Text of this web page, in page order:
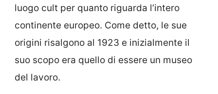
luogo cult per quanto riguarda l’intero
continente europeo. Come detto, le sue
origini risalgono al 1923 e inizialmente il
suo scopo era quello di essere un museo
del lavoro.